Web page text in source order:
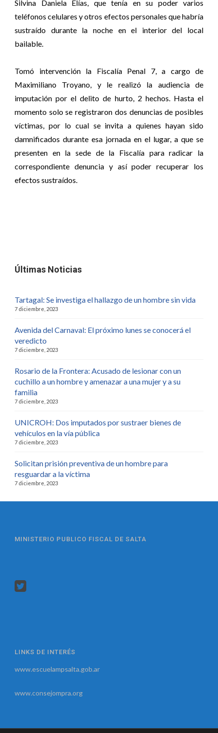
Silvina Daniela Elías, que tenía en su poder varios
teléfonos celulares y otros efectos personales que habría
sustraído durante la noche en el interior del local
bailable.
Tomó intervención la Fiscalía Penal 7, a cargo de
Maximiliano Troyano, y le realizó la audiencia de
imputación por el delito de hurto, 2 hechos. Hasta el
momento solo se registraron dos denuncias de posibles
víctimas, por lo cual se invita a quienes hayan sido
damnificados durante esa jornada en el lugar, a que se
presenten en la sede de la Fiscalía para radicar la
correspondiente denuncia y así poder recuperar los
efectos sustraídos.
Últimas Noticias
Tartagal: Se investiga el hallazgo de un hombre sin vida
7 diciembre, 2023
Avenida del Carnaval: El próximo lunes se conocerá el
veredicto
7 diciembre, 2023
Rosario de la Frontera: Acusado de lesionar con un
cuchillo a un hombre y amenazar a una mujer y a su
familia
7 diciembre, 2023
UNICROH: Dos imputados por sustraer bienes de
vehículos en la vía pública
7 diciembre, 2023
Solicitan prisión preventiva de un hombre para
resguardar a la víctima
7 diciembre, 2023
MINISTERIO PUBLICO FISCAL DE SALTA
LINKS DE INTERÉS
www.escuelampsalta.gob.ar
www.consejompra.org